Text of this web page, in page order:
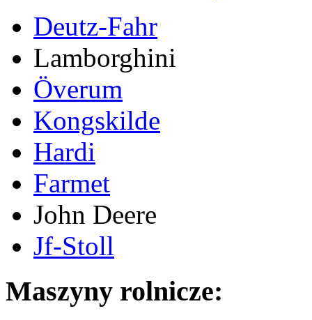
Deutz-Fahr
Lamborghini
Överum
Kongskilde
Hardi
Farmet
John Deere
Jf-Stoll
Maszyny rolnicze: